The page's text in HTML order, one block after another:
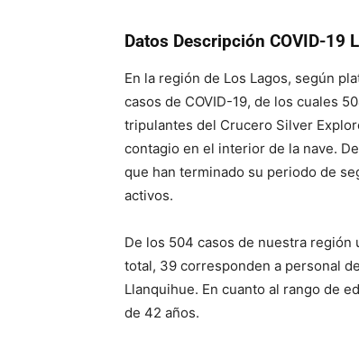
Datos Descripción COVID-19
En la región de Los Lagos, según
casos de COVID-19, de los cuales
tripulantes del Crucero Silver
contagio en el interior de la nave.
que han terminado su periodo de
activos.
De los 504 casos de nuestra región
total, 39 corresponden a personal
Llanquihue. En cuanto al rango de
de 42 años.